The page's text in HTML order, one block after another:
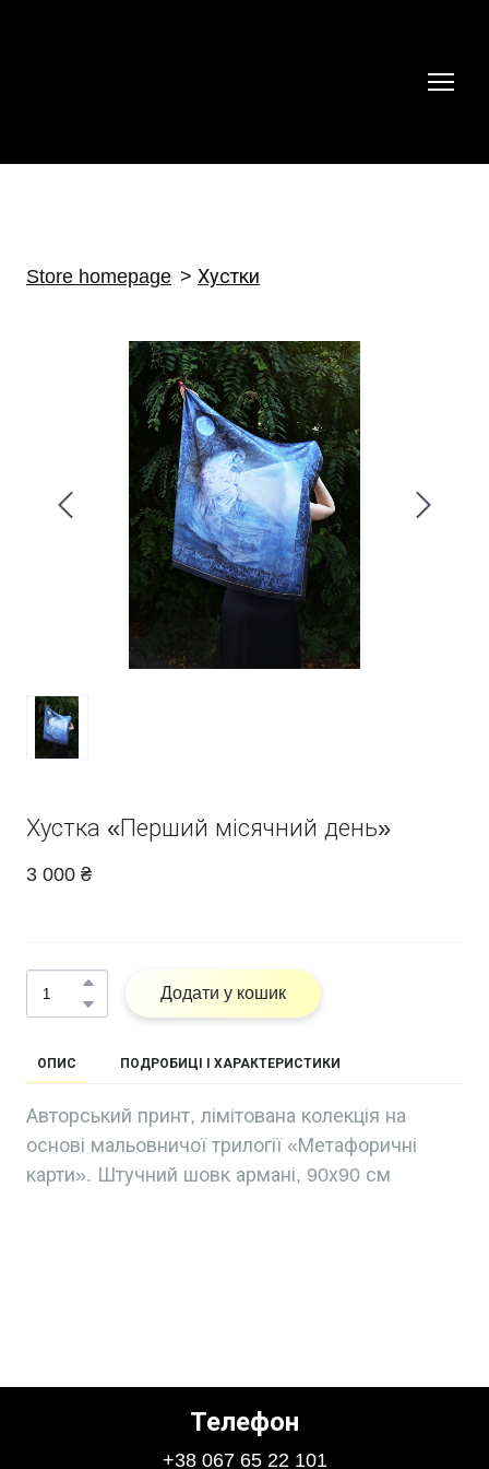
Store homepage Хустки
Хустка «Перший місячний день»
3 000 ₴
Додати у кошик
ОПИС ПОДРОБИЦІ І ХАРАКТЕРИСТИКИ
Авторський принт, лімітована колекція на
основі мальовничої трилогії «Метафоричні
карти». Штучний шовк армані, 90х90 см
Телефон
+38 067 65 22 101